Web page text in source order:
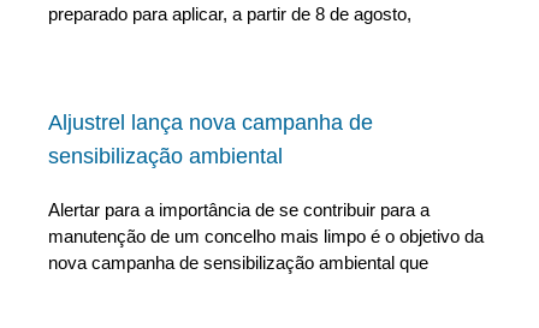
preparado para aplicar, a partir de 8 de agosto,
Aljustrel lança nova campanha de
sensibilização ambiental
Alertar para a importância de se contribuir para a
manutenção de um concelho mais limpo é o objetivo da
nova campanha de sensibilização ambiental que